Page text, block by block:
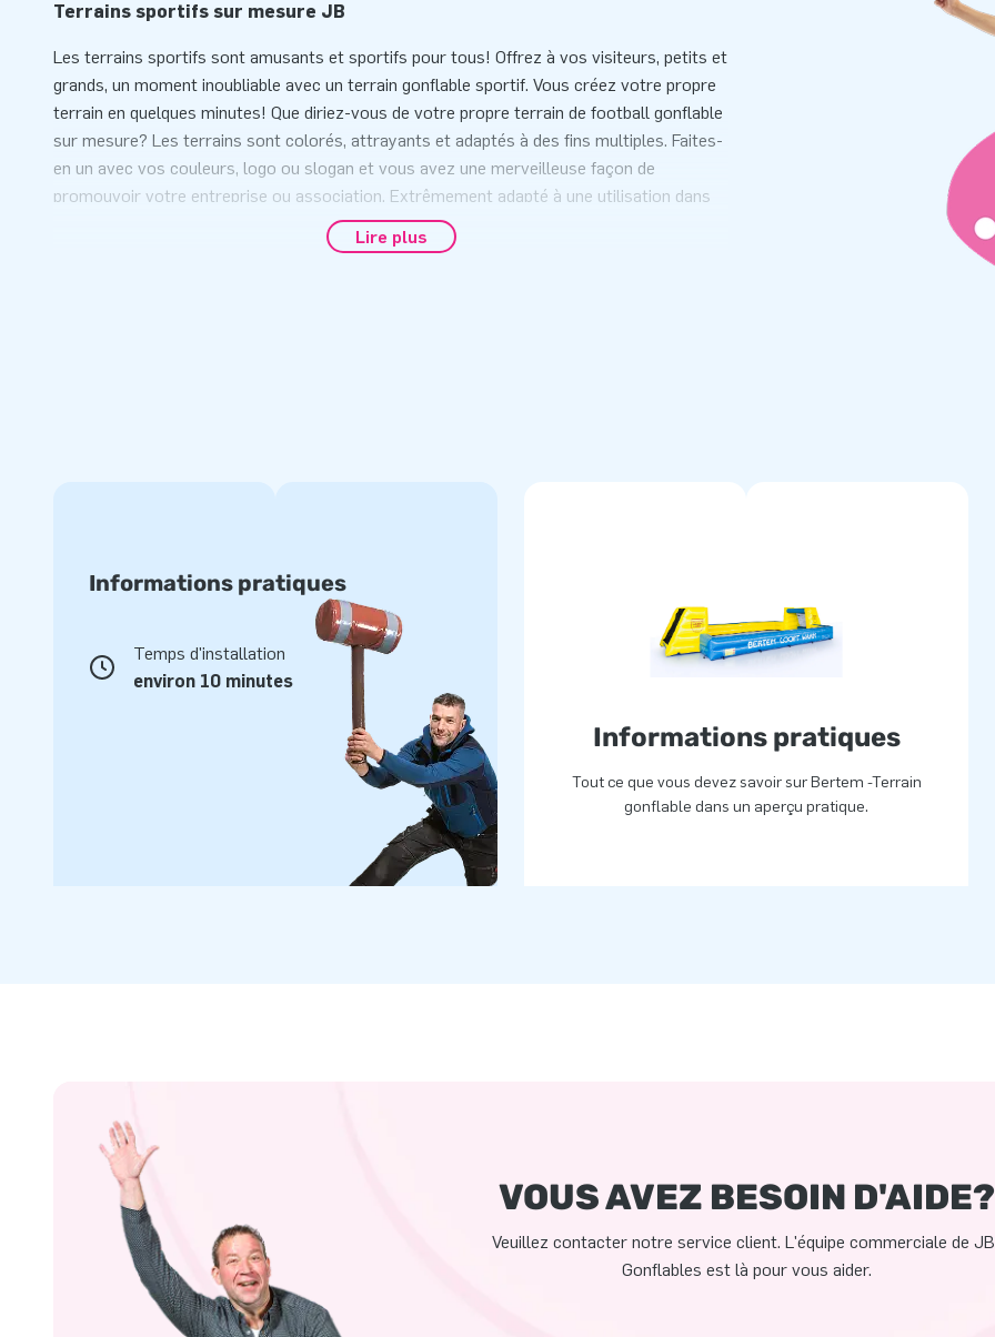
Terrains sportifs sur mesure JB
Les terrains sportifs sont amusants et sportifs pour tous! Offrez à vos visiteurs, petits et
grands, un moment inoubliable avec un terrain gonflable sportif. Vous créez votre propre
terrain en quelques minutes! Que diriez-vous de votre propre terrain de football gonflable
sur mesure? Les terrains sont colorés, attrayants et adaptés à des fins multiples. Faites-
en un avec vos couleurs, logo ou slogan et vous avez une merveilleuse façon de
promouvoir votre entreprise ou association. Extrêmement adapté à une utilisation dans
les clubs sportifs, mais également très adapté à une utilisation dans les foires
commerciales et autres événements (sportifs).
Lire plus
Informations pratiques
Temps d'installation
environ 10 minutes
Informations pratiques
Tout ce que vous devez savoir sur Bertem -Terrain
gonflable dans un aperçu pratique.
VOUS AVEZ BESOIN D'AIDE?
Veuillez contacter notre service client. L'équipe commerciale de
Gonflables est là pour vous aider.